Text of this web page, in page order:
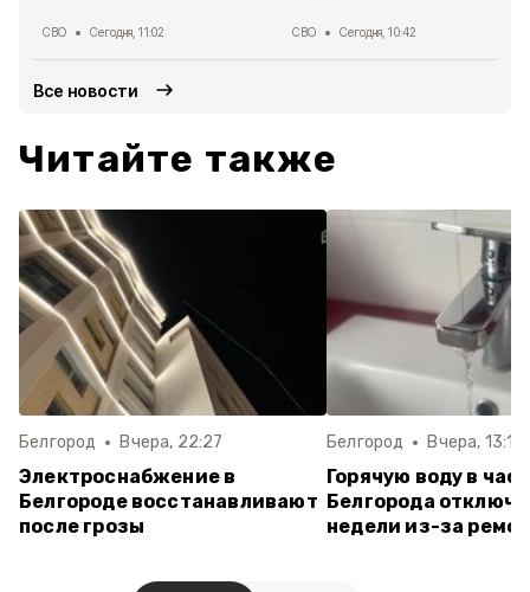
СВО Сегодня, 11:02 СВО Сегодня, 10:42
Все новости
Читайте также
Белгород Вчера, 22:27
Электроснабжение в
Белгороде восстанавливают
после грозы
Белгород Вчера, 13:10
Горячую воду в
Белгорода
недели из-за